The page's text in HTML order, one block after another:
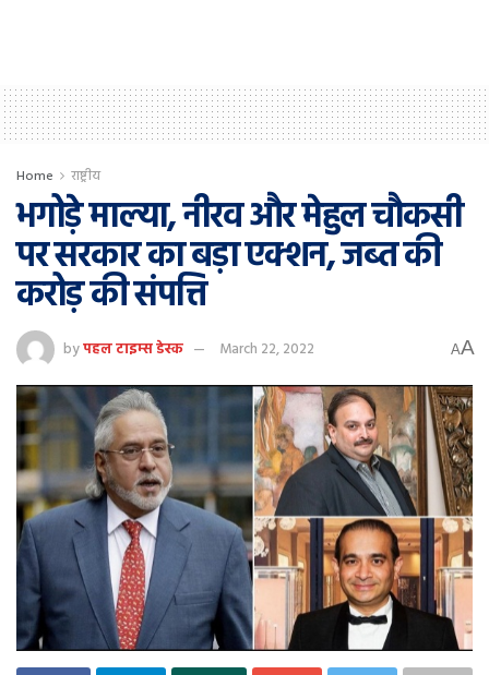
Home राष्ट्रीय
भगोड़े माल्या, नीरव और मेहुल चौकसी
पर सरकार का बड़ा एक्शन, जब्त की
करोड़ की संपत्ति
byपहल टाइम्स डेस्क March 22, 2022 AA